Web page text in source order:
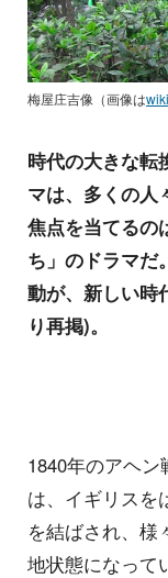
梅屋庄吉像（画像は
時代の大きな転
マは、多くの人
焦点を当てるの
ち」のドラマだ
動が、新しい時
り再掲)。
1840年のアヘ
は、イギリスを
を結ばされ、様
地状態になって